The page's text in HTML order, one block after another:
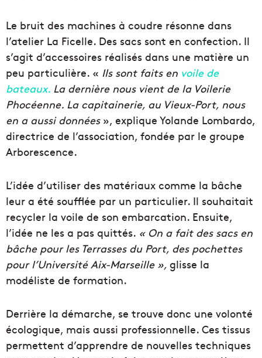
Le bruit des machines à coudre résonne dans
l’atelier La Ficelle. Des sacs sont en confection. Il
s’agit d’accessoires réalisés dans une matière un
peu particulière. « Ils sont faits en voile de
bateaux. La dernière nous vient de la Voilerie
Phocéenne. La capitainerie, au Vieux-Port, nous
en a aussi données», explique Yolande Lombardo,
directrice de l’association, fondée par le groupe
Arborescence.
L’idée d’utiliser des matériaux comme la bâche
leur a été soufflée par un particulier. Il souhaitait
recycler la voile de son embarcation. Ensuite,
l’idée ne les a pas quittés. « On a fait des sacs en
bâche pour les Terrasses du Port, des pochettes
pour l’Université Aix-Marseille », glisse la
modéliste de formation.
Derrière la démarche, se trouve donc une volonté
écologique, mais aussi professionnelle. Ces tissus
permettent d’apprendre de nouvelles techniques